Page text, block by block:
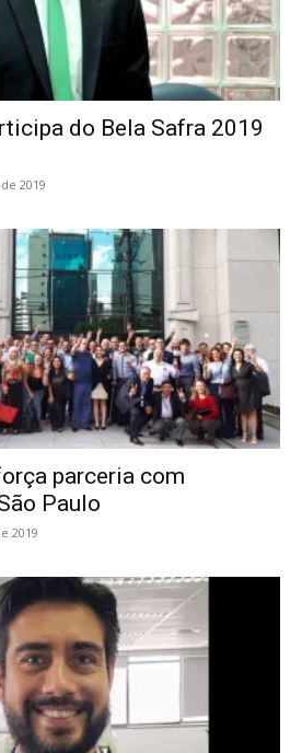
do Bela Safra 2019
2019
parceria com
Paulo
2019